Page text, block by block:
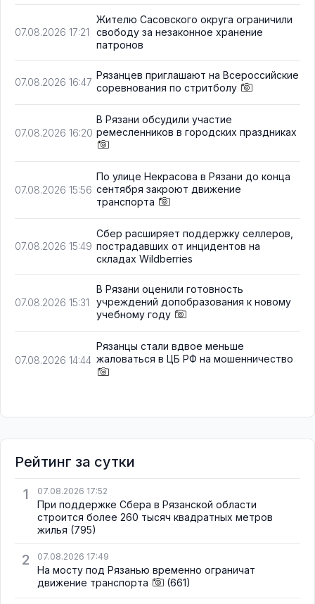
07.08.2026 17:21
Жителю Сасовского округа ограничили
свободу за незаконное хранение
патронов
07.08.2026 16:47
Рязанцев приглашают на Всероссийские
соревнования по стритболу
07.08.2026 16:20
В Рязани обсудили участие
ремесленников в городских праздниках
07.08.2026 15:56
По улице Некрасова в Рязани до конца
сентября закроют движение
транспорта
07.08.2026 15:49
Сбер расширяет поддержку селлеров,
пострадавших от инцидентов на
складах Wildberries
07.08.2026 15:31
В Рязани оценили готовность
учреждений допобразования к новому
учебному году
07.08.2026 14:44
Рязанцы стали вдвое меньше
жаловаться в ЦБ РФ на мошенничество
Рейтинг за сутки
1
07.08.2026 17:52
При поддержке Сбера в Рязанской области
строится более 260 тысяч квадратных метров
жилья (795)
2 07.08.2026 17:49
На мосту под Рязанью временно ограничат
движение транспорта
(661)